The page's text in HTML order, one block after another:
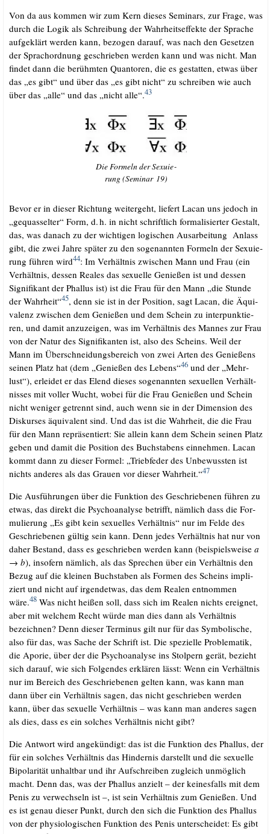
Von da aus kom­men wir zum Kern die­ses Semi­nars, zur Fra­ge, was
durch die Logik als Schrei­bung der Wahr­heits­ef­fek­te der Spra­che
auf­ge­klärt wer­den kann, bezo­gen dar­auf, was nach den Geset­zen
der Sprach­ord­nung geschrie­ben wer­den kann und was nicht. Man
fin­det dann die berühm­ten Quan­to­ren, die es gestat­ten, etwas über
das „es gibt“ und über das „es gibt nicht“ zu schrei­ben wie auch
über das „alle“ und das „nicht alle“.43
Die For­meln der Sexu­ie­
rung (Semi­nar 19)
Bevor er in die­ser Rich­tung wei­ter­geht, lie­fert Lacan uns jedoch in
„gequas­sel­ter“ Form, d.h. in nicht schrift­lich for­ma­li­sier­ter Gestalt,
das, was danach zu der wich­ti­gen logi­schen Aus­ar­bei­tung Anlass
gibt, die zwei Jah­re spä­ter zu den soge­nann­ten For­meln der Sexu­ie­
rung füh­ren wird44: Im Ver­hält­nis zwi­schen Mann und Frau (ein
Ver­hält­nis, des­sen Rea­les das sexu­el­le Genie­ßen ist und des­sen
Signi­fi­kant der Phal­lus ist) ist die Frau für den Mann „die Stun­de
der Wahr­heit“45, denn sie ist in der Posi­ti­on, sagt Lacan, die Äqui­
va­lenz zwi­schen dem Genie­ßen und dem Schein zu inter­punk­tie­
ren, und damit anzu­zei­gen, was im Ver­hält­nis des Man­nes zur Frau
von der Natur des Signi­fi­kan­ten ist, also des Scheins. Weil der
Mann im Über­schnei­dungs­be­reich von zwei Arten des Genie­ßens
sei­nen Platz hat (dem „Genie­ßen des Lebens“46und der „Mehr­
lust“), erlei­det er das Elend die­ses soge­nann­ten sexu­el­len Ver­hält­
nis­ses mit vol­ler Wucht, wobei für die Frau Genie­ßen und Schein
nicht weni­ger getrennt sind, auch wenn sie in der Dimen­si­on des
Dis­kur­ses äqui­va­lent sind. Und das ist die Wahr­heit, die die Frau
für den Mann reprä­sen­tiert: Sie allein kann dem Schein sei­nen Platz
geben und damit die Posi­ti­on des Buch­sta­bens ein­neh­men. Lacan
kommt dann zu die­ser For­mel: „Trieb­fe­der des Unbe­wuss­ten ist
nichts ande­res als das Grau­en vor die­ser Wahr­heit.“47
Die Aus­füh­run­gen über die Funk­ti­on des Geschrie­be­nen füh­ren zu
etwas, das direkt die Psy­cho­ana­ly­se betrifft, näm­lich dass die For­
mu­lie­rung „Es gibt kein sexu­el­les Ver­hält­nis“ nur im Fel­de des
Geschrie­be­nen gül­tig sein kann. Denn jedes Ver­hält­nis hat nur von
daher Bestand, dass es geschrie­ben wer­den kann (bei­spiels­wei­se a
→ b), inso­fern näm­lich, als das Spre­chen über ein Ver­hält­nis den
Bezug auf die klei­nen Buch­sta­ben als For­men des Scheins impli­
ziert und nicht auf irgend­et­was, das dem Rea­len ent­nom­men
wäre.48Was nicht hei­ßen soll, dass sich im Rea­len nichts ereig­net,
aber mit wel­chem Recht wür­de man dies dann als Ver­hält­nis
bezeich­nen? Denn die­ser Ter­mi­nus gilt nur für das Sym­bo­li­sche,
also für das, was Sache der Schrift ist. Die spe­zi­el­le Pro­ble­ma­tik,
die Apo­rie, über der die Psy­cho­ana­ly­se ins Stol­pern gerät, bezieht
sich dar­auf, wie sich Fol­gen­des erklä­ren lässt: Wenn ein Ver­hält­nis
nur im Bereich des Geschrie­be­nen gel­ten kann, was kann man
dann über ein Ver­hält­nis sagen, das nicht geschrie­ben wer­den
kann, über das sexu­el­le Ver­hält­nis – was kann man ande­res sagen
als dies, dass es ein sol­ches Ver­hält­nis nicht gibt?.
Die Ant­wort wird ange­kün­digt: das ist die Funk­ti­on des Phal­lus, der
für ein sol­ches Ver­hält­nis das Hin­der­nis dar­stellt und die sexu­el­le
Bipo­la­ri­tät unhalt­bar und ihr Auf­schrei­ben zugleich unmög­lich
macht. Denn das, was der Phal­lus anzielt – der kei­nes­falls mit dem
Penis zu ver­wech­seln ist –, ist sein Ver­hält­nis zum Genie­ßen. Und
es ist genau die­ser Punkt, durch den sich die Funk­ti­on des Phal­lus
von der phy­sio­lo­gi­schen Funk­ti­on des Penis unter­schei­det: Es gibt